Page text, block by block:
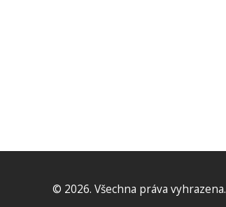
© 2026. Všechna práva vyhrazena.